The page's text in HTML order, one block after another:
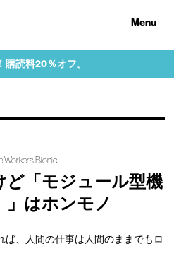
Menu
購読料20％オフ。
Workers Bionic
ど「モジュール型機
」はホンモノ
ば、人間の仕事は人間のままでもロ